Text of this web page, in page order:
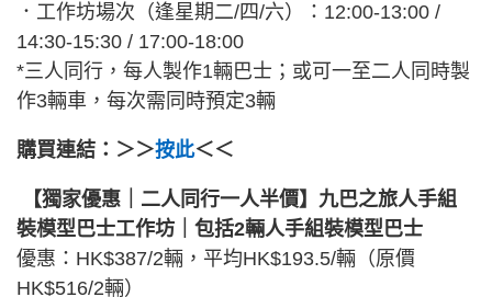
．工作坊場次（逢星期二/四/六）：12:00-13:00 /
14:30-15:30 / 17:00-18:00
*三人同行，每人製作1輛巴士；或可一至二人同時製
作3輛車，每次需同時預定3輛
購買連結：＞＞按此＜＜
【獨家優惠｜二人同行一人半價】九巴之旅人手組
裝模型巴士工作坊｜包括2輛人手組裝模型巴士
優惠：HK$387/2輛，平均HK$193.5/輛（原價
HK$516/2輛）